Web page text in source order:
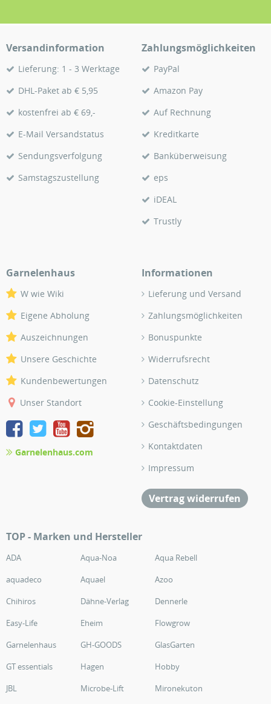
Versandinformation
Lieferung: 1 - 3 Werktage
DHL-Paket ab € 5,95
kostenfrei ab € 69,-
E-Mail Versandstatus
Sendungsverfolgung
Samstagszustellung
Zahlungsmöglichkeiten
PayPal
Amazon Pay
Auf Rechnung
Kreditkarte
Banküberweisung
eps
iDEAL
Trustly
Garnelenhaus
W wie Wiki
Eigene Abholung
Auszeichnungen
Unsere Geschichte
Kundenbewertungen
Unser Standort
Garnelenhaus.com
Informationen
Lieferung und Versand
Zahlungsmöglichkeiten
Bonuspunkte
Widerrufsrecht
Datenschutz
Cookie-Einstellung
Geschäftsbedingungen
Kontaktdaten
Impressum
Vertrag widerrufen
TOP - Marken und Hersteller
ADA Aqua-Noa
Aqua Rebell
aquadeco
Aquael
Azoo
Chihiros
Dähne-Verlag
Dennerle
Easy-Life
Eheim
Flowgrow
Garnelenhaus
GH-GOODS
GlasGarten
GT essentials
Hagen
Hobby
JBL
Microbe-Lift
Mironekuton